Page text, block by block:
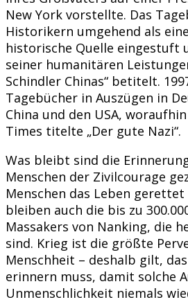
New York vorstellte. Das
Historikern umgehend als
historische Quelle eingestuft
seiner humanitären
Schindler Chinas“ betitelt.
Tagebücher in Auszügen in
China und den USA,
Times titelte „Der gute Nazi“.
Was bleibt sind die
Menschen der Zivilcourage
Menschen das Leben
bleiben auch die bis zu
Massakers von Nanking, die
sind. Krieg ist die größte
Menschheit – deshalb gilt,
erinnern muss, damit solche
Unmenschlichkeit niemals